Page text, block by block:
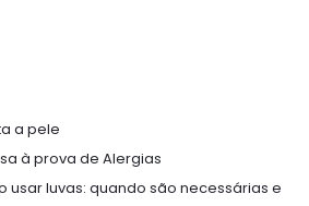
a pele
à prova de Alergias
usar luvas: quando são necessárias e